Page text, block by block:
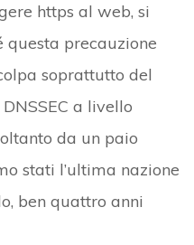
https al web, si
questa precauzione
soprattutto del
a livello
da un paio
stati l’ultima nazione
ben quattro anni